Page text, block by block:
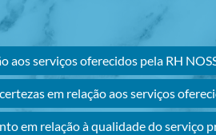
aos serviços oferecidos pela RH
em relação aos serviços
em relação à qualidade do serviço